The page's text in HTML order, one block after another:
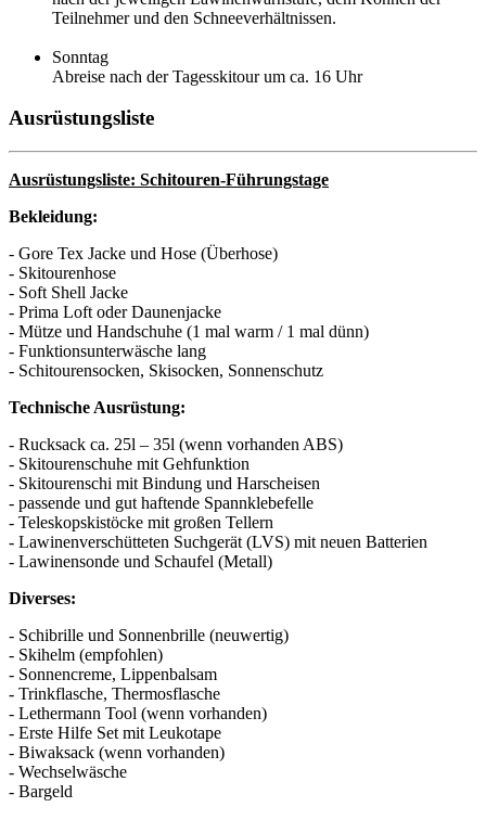
Teilnehmer und den Schneeverhältnissen.
Sonntag
Abreise nach der Tagesskitour um ca. 16 Uhr
Ausrüstungsliste
Ausrüstungsliste: Schitouren-Führungstage
Bekleidung:
- Gore Tex Jacke und Hose (Überhose)
- Skitourenhose
- Soft Shell Jacke
- Prima Loft oder Daunenjacke
- Mütze und Handschuhe (1 mal warm / 1 mal dünn)
- Funktionsunterwäsche lang
- Schitourensocken, Skisocken, Sonnenschutz
Technische Ausrüstung:
- Rucksack ca. 25l – 35l (wenn vorhanden ABS)
- Skitourenschuhe mit Gehfunktion
- Skitourenschi mit Bindung und Harscheisen
- passende und gut haftende Spannklebefelle
- Teleskopskistöcke mit großen Tellern
- Lawinenverschütteten Suchgerät (LVS) mit neuen Batterien
- Lawinensonde und Schaufel (Metall)
Diverses:
- Schibrille und Sonnenbrille (neuwertig)
- Skihelm (empfohlen)
- Sonnencreme, Lippenbalsam
- Trinkflasche, Thermosflasche
- Lethermann Tool (wenn vorhanden)
- Erste Hilfe Set mit Leukotape
- Biwaksack (wenn vorhanden)
- Wechselwäsche
- Bargeld